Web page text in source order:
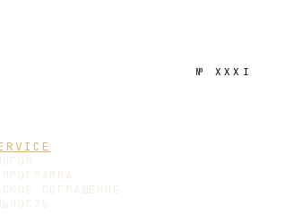
№ XXXI
СОГЛАШЕНИЕ